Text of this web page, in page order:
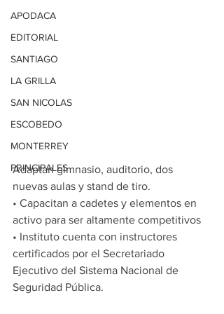
APODACA
EDITORIAL
SANTIAGO
LA GRILLA
SAN NICOLAS
ESCOBEDO
MONTERREY
PRINCIPALES
Adaptan gimnasio, auditorio, dos
nuevas aulas y stand de tiro.
• Capacitan a cadetes y elementos en
activo para ser altamente competitivos
• Instituto cuenta con instructores
certificados por el Secretariado
Ejecutivo del Sistema Nacional de
Seguridad Pública.